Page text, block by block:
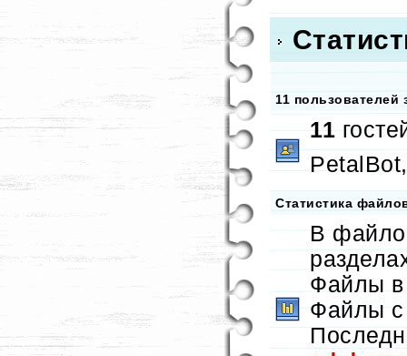
11 пользователей
11
Статистика
В
Файлы в
Файлы